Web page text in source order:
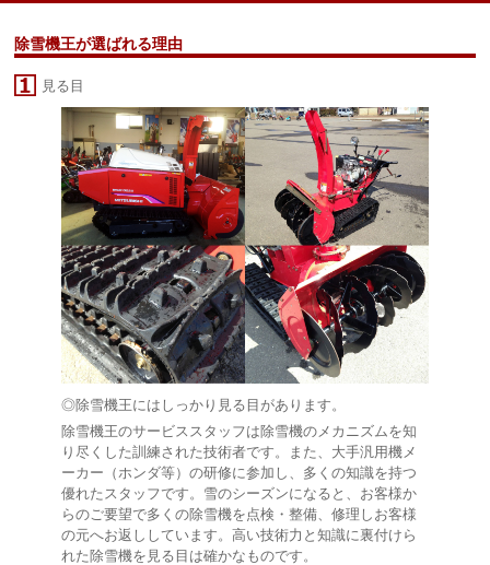
除雪機王が選ばれる理由
見る目
◎除雪機王にはしっかり見る目があります。
除雪機王のサービススタッフは除雪機のメカニズムを知
り尽くした訓練された技術者です。また、大手汎用機メ
ーカー（ホンダ等）の研修に参加し、多くの知識を持つ
優れたスタッフです。雪のシーズンになると、お客様か
らのご要望で多くの除雪機を点検・整備、修理しお客様
の元へお返ししています。高い技術力と知識に裏付けら
れた除雪機を見る目は確かなものです。